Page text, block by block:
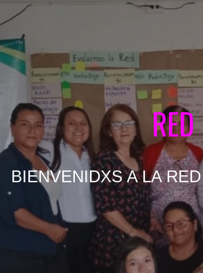
to main content
BIENVENIDXS A LA